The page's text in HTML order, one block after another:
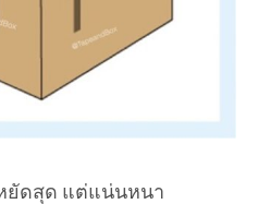
ยัดสุด แต่แน่นหนา